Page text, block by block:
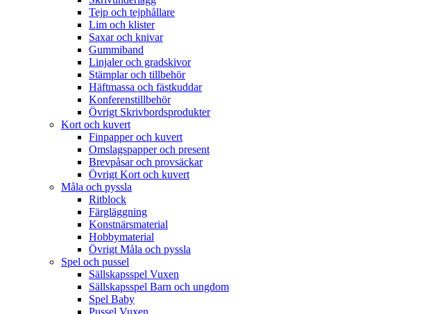
Tejp och tejphållare
Lim och klister
Saxar och knivar
Gummiband
Linjaler och gradskivor
Stämplar och tillbehör
Häftmassa och fästkuddar
Konferenstillbehör
Övrigt Skrivbordsprodukter
Kort och kuvert
Finpapper och kuvert
Omslagspapper och present
Brevpåsar och provsäckar
Övrigt Kort och kuvert
Måla och pyssla
Ritblock
Färgläggning
Konstnärsmaterial
Hobbymaterial
Övrigt Måla och pyssla
Spel och pussel
Sällskapsspel Vuxen
Sällskapsspel Barn och ungdom
Spel Baby
Pussel Vuxen